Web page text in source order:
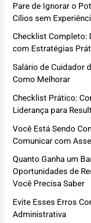
Pare de Ignorar o
Cílios sem
Checklist Completo:
com Estratégias
Salário de Cuidador
Como Melhorar
Checklist Prático:
Liderança para
Você Está Sendo
Comunicar com
Quanto Ganha um
Oportunidades de
Você Precisa Saber
Evite Esses Erros
Administrativa